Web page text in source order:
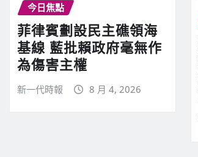
今日焦點
菲律賓劃設民主礁領海
基線 藍批賴政府毫無作
為傷害主權
新一代時報 8 月 4, 2026